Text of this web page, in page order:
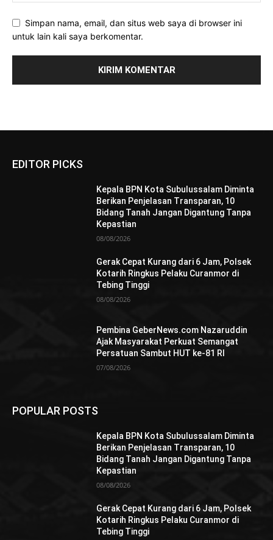
Simpan nama, email, dan situs web saya di browser ini
untuk lain kali saya berkomentar.
EDITOR PICKS
Kepala BPN Kota Subulussalam Diminta
Berikan Penjelasan Transparan, 10
Bidang Tanah Jangan Digantung Tanpa
Kepastian
08/08/2026
Gerak Cepat Kurang dari 6 Jam, Polsek
Kotarih Ringkus Pelaku Curanmor di
Tebing Tinggi
08/08/2026
Pembina GeberNews.com Nazaruddin
Ajak Masyarakat Perkuat Semangat
Persatuan Sambut HUT ke-81 RI
07/08/2026
POPULAR POSTS
Kepala BPN Kota Subulussalam Diminta
Berikan Penjelasan Transparan, 10
Bidang Tanah Jangan Digantung Tanpa
Kepastian
08/08/2026
Gerak Cepat Kurang dari 6 Jam, Polsek
Kotarih Ringkus Pelaku Curanmor di
Tebing Tinggi